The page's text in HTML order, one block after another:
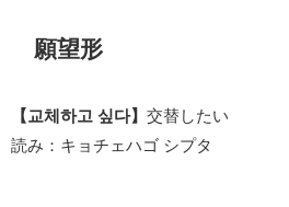
願望形
【교체하고 싶다】 交替したい
読み：キョチェハゴ シプタ